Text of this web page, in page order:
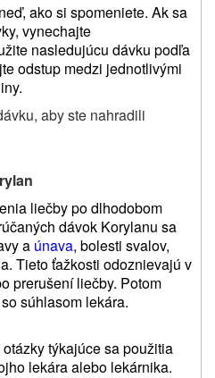
ako si spomeniete. Ak sa
vynechajte
nasledujúcu dávku podľa
odstup medzi jednotlivými
aby ste nahradili
liečby po dlhodobom
dávok Korylanu sa
a únava, bolesti svalov,
Tieto ťažkosti odoznievajú v
prerušení liečby. Potom
súhlasom lekára.
týkajúce sa použitia
lekára alebo lekárnika.